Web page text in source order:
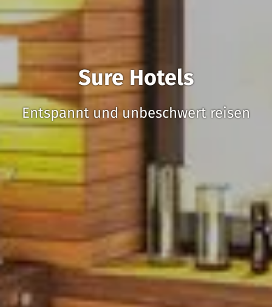
Sure Hotels
Entspannt und unbeschwert reisen